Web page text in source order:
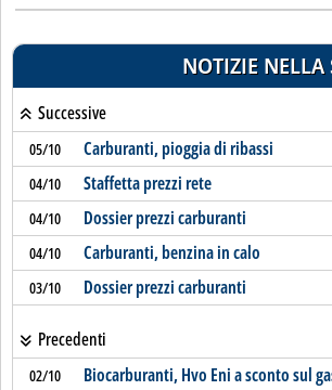
NOTIZIE NELLA
Successive
05/10 Carburanti, pioggia di ribassi
04/10 Staffetta prezzi rete
04/10 Dossier prezzi carburanti
04/10 Carburanti, benzina in calo
03/10 Dossier prezzi carburanti
Precedenti
02/10 Biocarburanti, Hvo Eni a sconto sul